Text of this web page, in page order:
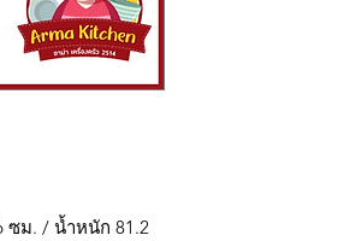
ซม. / น้ำหนัก 81.2